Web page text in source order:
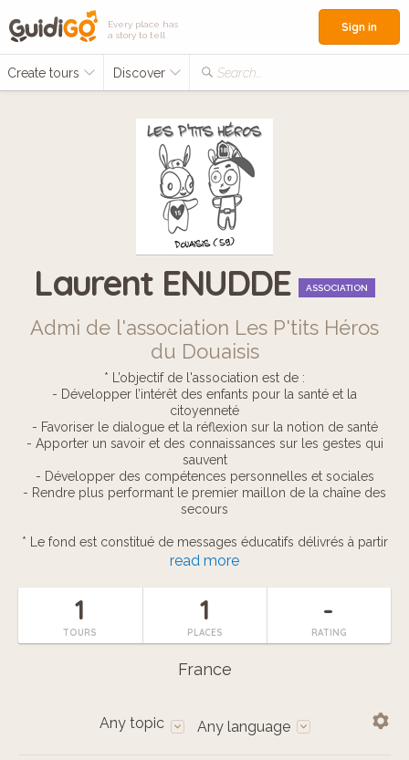
Every place has
a story to tell
Create tours Discover Search...
Sign in
Laurent ENUDDE ASSOCIATION
Admi de l'association Les P'tits Héros
du Douaisis
* L’objectif de l'association est de :
- Développer l’intérêt des enfants pour la santé et la
citoyenneté
- Favoriser le dialogue et la réflexion sur la notion de santé
- Apporter un savoir et des connaissances sur les gestes qui
sauvent
- Développer des compétences personnelles et sociales
- Rendre plus performant le premier maillon de la chaîne des
secours
* Le fond est constitué de messages éducatifs délivrés à partir
des multiples expériences des intervenants dans le domaine
* La forme est de sensibiliser les enfants en tant que citoyens
et leur permettre, après un enseignement préalable, d’effectuer
les premiers gestes de secours. La progression proposée aux
psychomoteur ainsi que de leur rythme d’accès à l’autonomie
read more
1
TOURS
1
PLACES
-
RATING
France
Any topic Any language